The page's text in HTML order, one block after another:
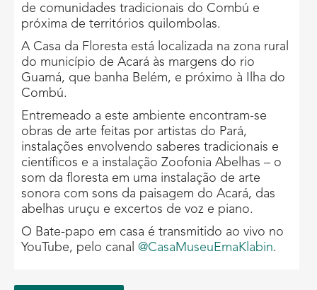
de comunidades tradicionais do Combú e
próxima de territórios quilombolas.
A Casa da Floresta está localizada na zona rural
do município de Acará às margens do rio
Guamá, que banha Belém, e próximo à Ilha do
Combú.
Entremeado a este ambiente encontram-se
obras de arte feitas por artistas do Pará,
instalações envolvendo saberes tradicionais e
científicos e a instalação Zoofonia Abelhas – o
som da floresta em uma instalação de arte
sonora com sons da paisagem do Acará, das
abelhas uruçu e excertos de voz e piano.
O Bate-papo em casa é transmitido ao vivo no
YouTube, pelo canal @CasaMuseuEmaKlabin.